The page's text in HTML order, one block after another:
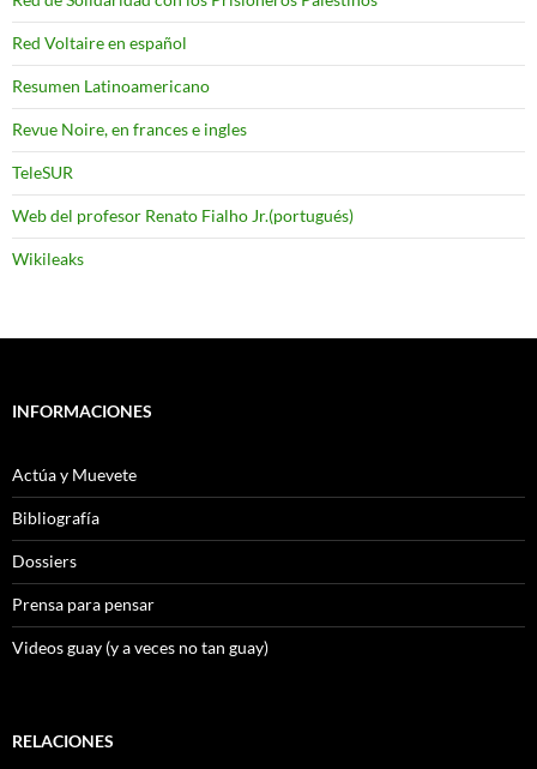
Red Voltaire en español
Resumen Latinoamericano
Revue Noire, en frances e ingles
TeleSUR
Web del profesor Renato Fialho Jr.(portugués)
Wikileaks
INFORMACIONES
Actúa y Muevete
Bibliografía
Dossiers
Prensa para pensar
Videos guay (y a veces no tan guay)
RELACIONES